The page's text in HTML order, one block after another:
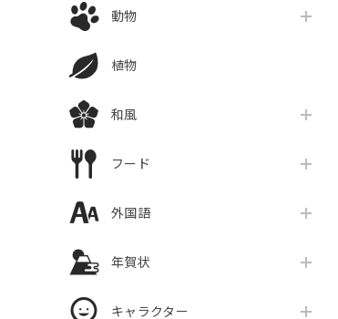
動物
植物
和風
フード
外国語
年賀状
キャラクター